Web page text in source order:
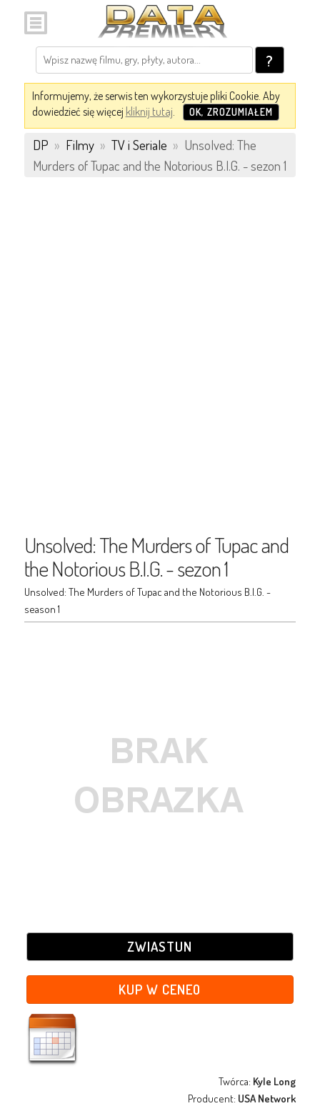
?
Informujemy, że serwis ten wykorzystuje pliki Cookie. Aby
dowiedzieć się więcej kliknij tutaj. OK, ZROZUMIAŁEM
DP » Filmy » TV i Seriale » Unsolved: The
Murders of Tupac and the Notorious B.I.G. - sezon 1
Unsolved: The Murders of Tupac and
the Notorious B.I.G. - sezon 1
Unsolved: The Murders of Tupac and the Notorious B.I.G. -
season 1
ZWIASTUN
KUP W CENEO
Twórca: Kyle Long
Producent: USA Network